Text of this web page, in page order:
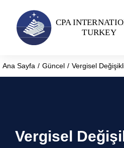
You are here:
Ana Sayfa Güncel Vergisel
Vergisel